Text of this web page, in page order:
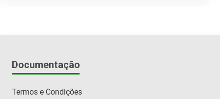
Documentação
Termos e Condições